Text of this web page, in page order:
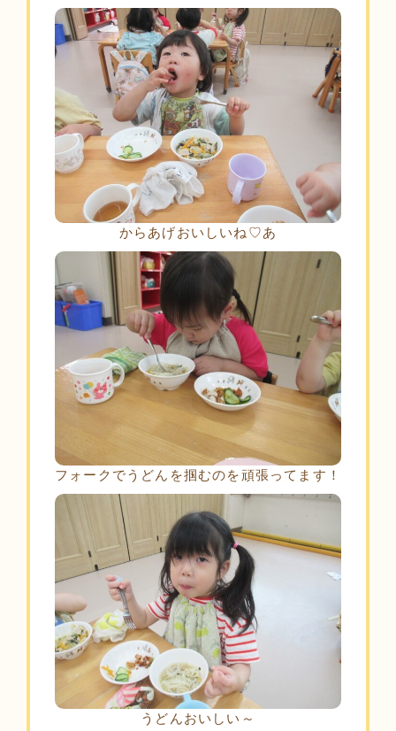
からあげおいしいね♡あ
フォークでうどんを掴むのを頑張ってます！
うどんおいしい～